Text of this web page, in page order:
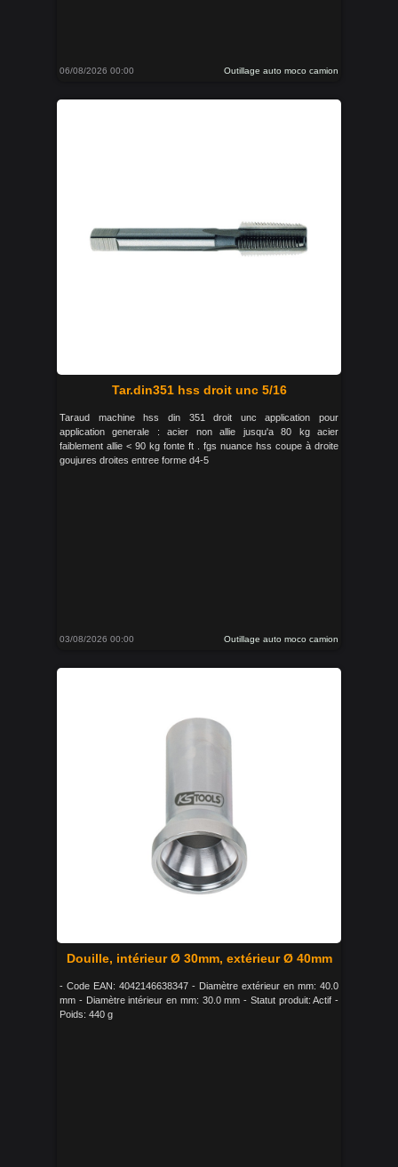
06/08/2026 00:00 Outillage auto moco camion
Tar.din351 hss droit unc 5/16
Taraud machine hss din 351 droit unc application pour
application generale : acier non allie jusqu'a 80 kg acier
faiblement allie < 90 kg fonte ft . fgs nuance hss coupe à droite
goujures droites entree forme d4-5
03/08/2026 00:00 Outillage auto moco camion
Douille, intérieur Ø 30mm, extérieur Ø 40mm
- Code EAN: 4042146638347 - Diamètre extérieur en mm: 40.0
mm - Diamètre intérieur en mm: 30.0 mm - Statut produit: Actif -
Poids: 440 g